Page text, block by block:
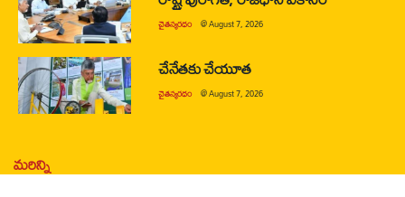
చైతన్యరధం @August 7, 2026
చేనేతకు చేయూత
చైతన్యరధం @August 7, 2026
మరిన్ని